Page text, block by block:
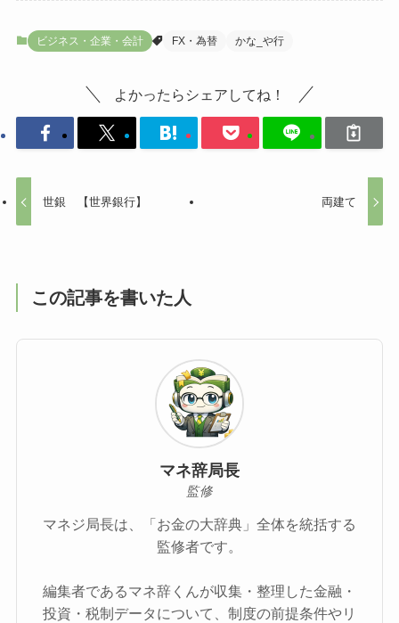
ビジネス・企業・会計 FX・為替 かな_や行
よかったらシェアしてね！
世銀 【世界銀行】 両建て
この記事を書いた人
マネ辞局長
監修
マネジ局長は、「お金の大辞典」全体を統括する
監修者です。
編集者であるマネ辞くんが収集・整理した金融・
投資・税制データについて、制度の前提条件やリ